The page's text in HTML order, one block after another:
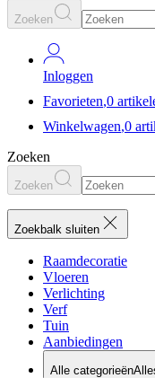
Zoeken
Inloggen
Favorieten,0
Winkelwagen,0
Zoeken
Zoeken
Zoekbalk sluiten
Raamdecoratie
Vloeren
Verlichting
Verf
Tuin
Aanbiedingen
Alle categorieën